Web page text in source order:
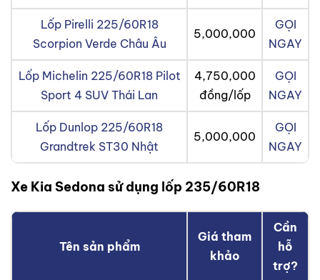
Lốp Pirelli 225/60R18
Scorpion Verde Châu Âu
5,000,000
GỌI
NGAY
Lốp Michelin 225/60R18 Pilot
Sport 4 SUV Thái Lan
4,750,000
đồng/lốp
GỌI
NGAY
Lốp Dunlop 225/60R18
Grandtrek ST30 Nhật
5,000,000
GỌI
NGAY
Xe Kia Sedona sử dụng lốp 235/60R18
Tên sản phẩm
Giá tham
khảo
Cần
hỗ
trợ?